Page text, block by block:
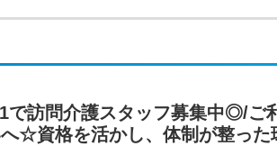
で訪問介護スタッフ募集中◎/ご
☆資格を活かし、体制が整っ